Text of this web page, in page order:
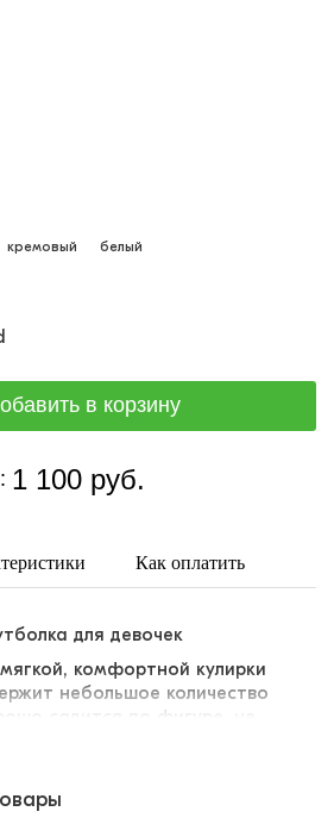
кремовый белый
1 100 руб.
Как оплатить
для девочек
комфортной кулирки
небольшое количество
садится по фигуре, не
при стирке
выполнена из отдельного